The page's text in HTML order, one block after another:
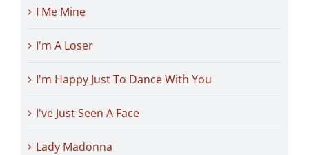
I Me Mine
I'm A Loser
I'm Happy Just To Dance With You
I've Just Seen A Face
Lady Madonna